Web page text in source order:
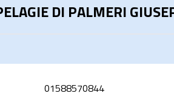
DI PALMERI
01588570844